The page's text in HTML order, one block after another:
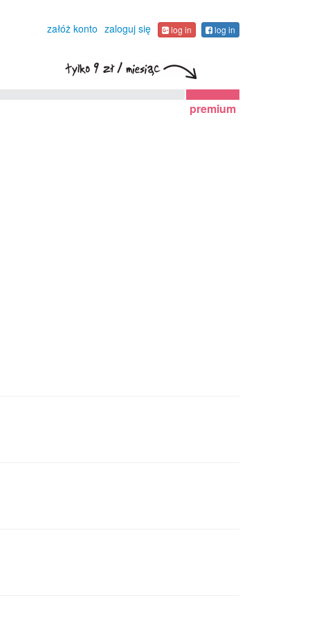
załóż konto zaloguj się log in log in
premium